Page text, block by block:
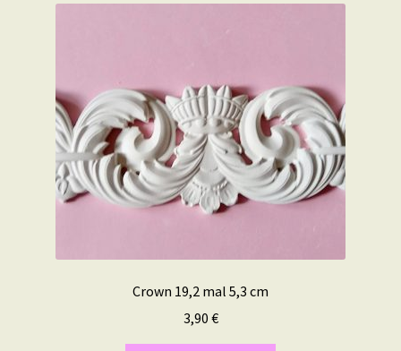
Crown 19,2 mal 5,3 cm
3,90 €